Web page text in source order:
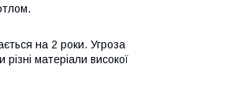
на 2 роки. Угроза
матеріали високої